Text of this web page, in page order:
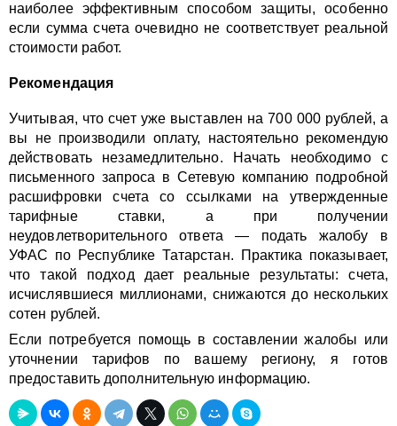
наиболее эффективным способом защиты, особенно
если сумма счета очевидно не соответствует реальной
стоимости работ.
Рекомендация
Учитывая, что счет уже выставлен на 700 000 рублей, а
вы не производили оплату, настоятельно рекомендую
действовать незамедлительно. Начать необходимо с
письменного запроса в Сетевую компанию подробной
расшифровки счета со ссылками на утвержденные
тарифные ставки, а при получении
неудовлетворительного ответа — подать жалобу в
УФАС по Республике Татарстан. Практика показывает,
что такой подход дает реальные результаты: счета,
исчислявшиеся миллионами, снижаются до нескольких
сотен рублей.
Если потребуется помощь в составлении жалобы или
уточнении тарифов по вашему региону, я готов
предоставить дополнительную информацию.